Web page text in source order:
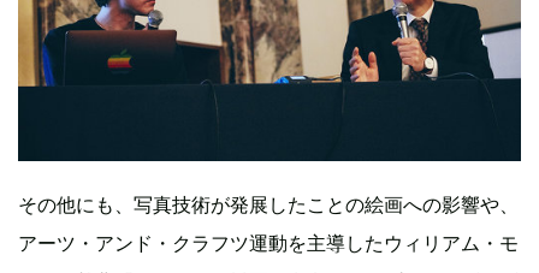
その他にも、写真技術が発展したことの絵画への影響や、
アーツ・アンド・クラフツ運動を主導したウィリアム・モ